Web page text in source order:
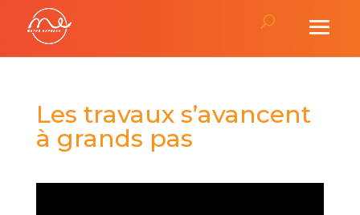
Les travaux s’avancent
à grands pas